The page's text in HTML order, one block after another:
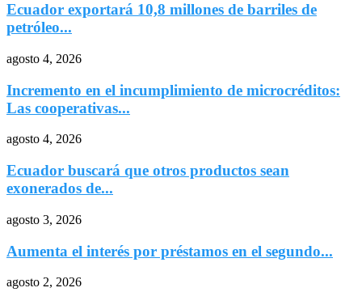
Ecuador exportará 10,8 millones de barriles de
petróleo...
agosto 4, 2026
Incremento en el incumplimiento de microcréditos:
Las cooperativas...
agosto 4, 2026
Ecuador buscará que otros productos sean
exonerados de...
agosto 3, 2026
Aumenta el interés por préstamos en el segundo...
agosto 2, 2026